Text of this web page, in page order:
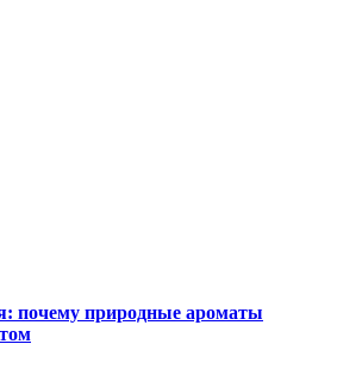
почему природные ароматы